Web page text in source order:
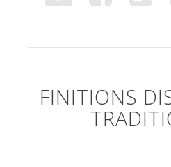
FINITIONS